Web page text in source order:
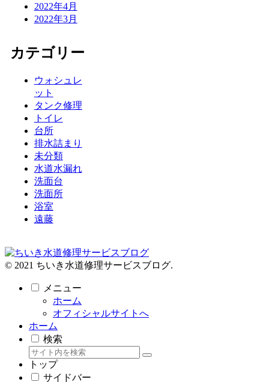
2022年4月
2022年3月
カテゴリー
ウォシュレ
ット
タンク修理
トイレ
台所
排水詰まり
未分類
水道水漏れ
洗面台
洗面所
浴室
遠藤
© 2021 ちいき水道修理サービスブログ.
メニュー
ホーム
オフィシャルサイトへ
ホーム
検索
トップ
サイドバー